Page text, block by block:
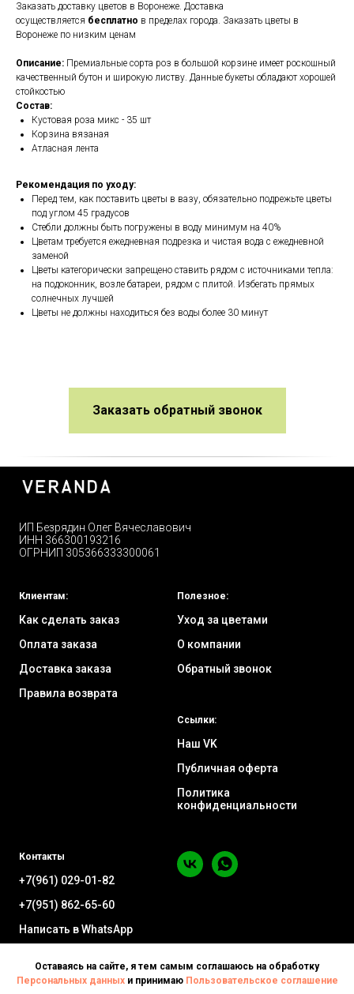
Заказать доставку цветов в Воронеже. Доставка
осуществляется бесплатно в пределах города. Заказать цветы в
Воронеже по низким ценам
Описание: Премиальные сорта роз в большой корзине имеет роскошный
качественный бутон и широкую листву. Данные букеты обладают хорошей
стойкостью
Состав:
Кустовая роза микс - 35 шт
Корзина вязаная
Атласная лента
Рекомендация по уходу:
Перед тем, как поставить цветы в вазу, обязательно подрежьте цветы
под углом 45 градусов
Стебли должны быть погружены в воду минимум на 40%
Цветам требуется ежедневная подрезка и чистая вода с ежедневной
заменой
Цветы категорически запрещено ставить рядом с источниками тепла:
на подоконник, возле батареи, рядом с плитой. Избегать прямых
солнечных лучшей
Цветы не должны находиться без воды более 30 минут
Заказать обратный звонок
ИП Безрядин Олег Вячеславович
ИНН 366300193216
ОГРНИП 305366333300061
Клиентам:
Как сделать заказ
Оплата заказа
Доставка заказа
Правила возврата
Полезное:
Уход за цветами
О компании
Обратный звонок
Ссылки:
Наш VK
Публичная оферта
Политика
конфиденциальности
Контакты
+7(961) 029-01-82
+7(951) 862-65-60
Написать в WhatsApp
Оставаясь на сайте, я тем самым соглашаюсь на обработку
Персональных данныхи принимаю Пользовательское соглашение